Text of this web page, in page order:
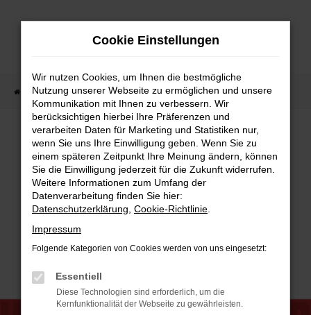
Zum
Startseite 4TRAC (Odes)
Kraft, Zuverlässigkeit
und Abenteuerlust
Jetzt beim Autohaus Daub
erhältlich
Cookie Einstellungen
Wir nutzen Cookies, um Ihnen die bestmögliche
Nutzung unserer Webseite zu ermöglichen und unsere
Kommunikation mit Ihnen zu verbessern. Wir
berücksichtigen hierbei Ihre Präferenzen und
verarbeiten Daten für Marketing und Statistiken nur,
wenn Sie uns Ihre Einwilligung geben. Wenn Sie zu
einem späteren Zeitpunkt Ihre Meinung ändern, können
Sie die Einwilligung jederzeit für die Zukunft widerrufen.
Weitere Informationen zum Umfang der
Datenverarbeitung finden Sie hier:
Datenschutzerklärung Cookie-Richtlinie
Impressum
Folgende Kategorien von Cookies werden von uns eingesetzt:
Essentiell
Diese Technologien sind erforderlich, um die
Kernfunktionalität der Webseite zu gewährleisten.